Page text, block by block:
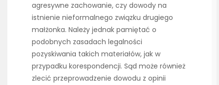
agresywne zachowanie, czy dowody na
istnienie nieformalnego związku drugiego
małżonka. Należy jednak pamiętać o
podobnych zasadach legalności
pozyskiwania takich materiałów, jak w
przypadku korespondencji. Sąd może również
zlecić przeprowadzenie dowodu z opinii